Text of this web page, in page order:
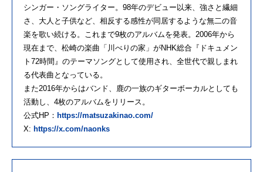
シンガー・ソングライター。98年のデビュー以来、強さと繊細
さ、大人と子供など、相反する感性が同居するような無二の音
楽を歌い続ける。これまで9枚のアルバムを発表。2006年から
現在まで、松崎の楽曲「川べりの家」がNHK総合『ドキュメン
ト72時間』のテーマソングとして使用され、全世代で親しまれ
る代表曲となっている。
また2016年からはバンド、鹿の一族のギターボーカルとしても
活動し、4枚のアルバムをリリース。
公式HP： https://matsuzakinao.com/
X: https://x.com/naonks